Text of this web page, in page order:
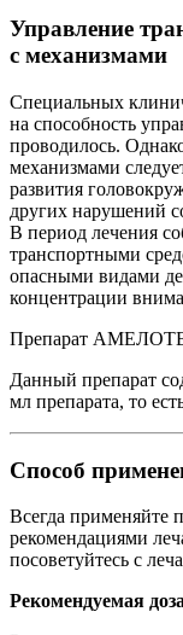
Управление
с механизмами
Специальных
на способность
проводилось.
механизмами
развития
других нарушений
В период лечения
транспортными
опасными видами
концентрации
Препарат
Данный препарат
мл препарата, то
Способ
Всегда применяйте
рекомендациями
посоветуйтесь с
Рекомендуемая доза